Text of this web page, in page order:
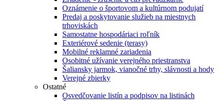
Oznámenie o športovom a kultúrnom podujatí
Predaj a poskytovanie služieb na miestnych
trhoviskách
Samostatne hospodáriaci roľník
Exteriérové sedenie (terasy)
Mobilné reklamné zariadenia
Osobitné užívanie verejného priestranstva
Šaliansky jarmok, vianočné trhy, slávnosti a hody
Verejné zbierky
Ostatné
Osvedčovanie listín a podpisov na listinách